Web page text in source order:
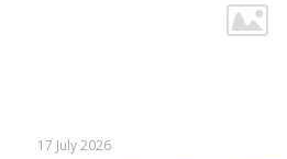
17 July 2026